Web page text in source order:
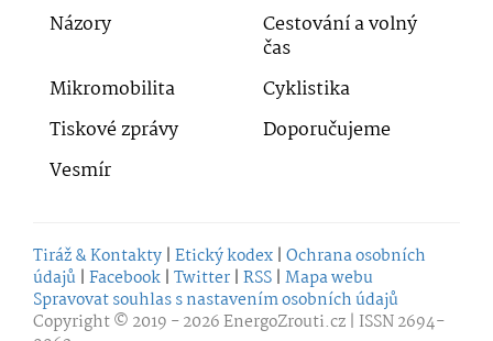
Názory
Cestování a volný
čas
Mikromobilita
Cyklistika
Tiskové zprávy
Doporučujeme
Vesmír
Tiráž & Kontakty | Etický kodex | Ochrana osobních
údajů | Facebook | Twitter | RSS | Mapa webu
Spravovat souhlas s nastavením osobních údajů
Copyright © 2019 - 2026EnergoZrouti.cz | ISSN 2694-